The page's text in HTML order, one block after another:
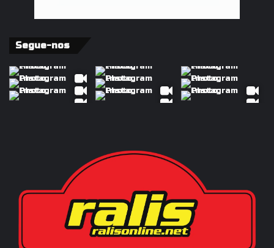
Segue-nos